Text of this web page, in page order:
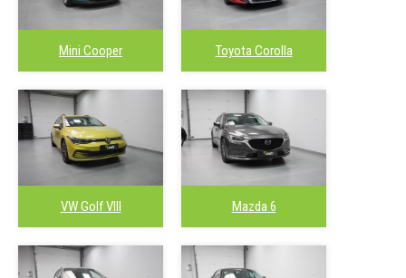
Mini Cooper Toyota Corolla
VW Golf VIII Mazda 6